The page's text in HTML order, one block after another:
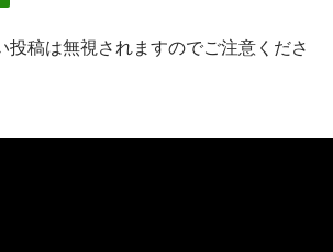
投稿は無視されますのでご注意くださ